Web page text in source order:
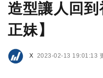
造型讓人回
正妹】
X 2023-02-13 19:01:13